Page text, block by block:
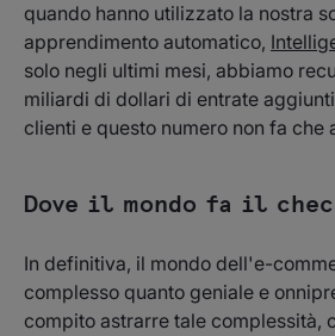
quando hanno utilizzato la nostra
apprendimento automatico,
solo negli ultimi mesi, abbiamo
miliardi di dollari di entrate
clienti e questo numero non fa che
Dove il mondo fa il
In definitiva, il mondo dell'e-
complesso quanto geniale e
compito astrarre tale complessità,